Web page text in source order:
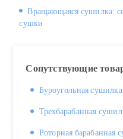
оборудования для
требованиям.
Вращающаяся сушилка:
сушки
Сопутствующие
Буроугольная сушилка
Трехбарабанная
Роторная барабанная